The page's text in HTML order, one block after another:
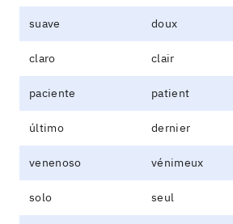
suave doux
claro clair
paciente patient
último dernier
venenoso vénimeux
solo seul